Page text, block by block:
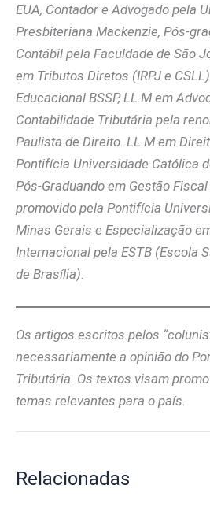
EUA, Contador e Advogado pela
Presbiteriana Mackenzie, Pós-
Contábil pela Faculdade de São
em Tributos Diretos (IRPJ e
Educacional BSSP, LL.M em
Contabilidade Tributária pela
Paulista de Direito. LL.M em
Pontifícia Universidade Católica
Pós-Graduando em Gestão
promovido pela Pontifícia
Minas Gerais e Especialização
Internacional pela ESTB (Escola
de Brasília).
Os artigos escritos pelos
necessariamente a opinião do
Tributária. Os textos visam
temas relevantes para o país.
Relacionadas